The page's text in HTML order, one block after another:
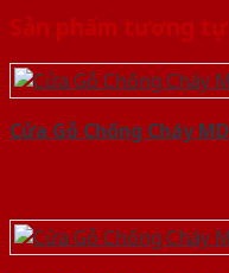
Sản phẩm tương tự
Cửa Gỗ Chống Cháy